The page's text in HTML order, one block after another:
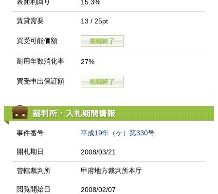
15.3%
賃貸需要 13 / 25pt
買受可能価額
耐用年数消化率 27%
買受申出保証額
裁判所・入札期間情報
事件番号 平成19年（ケ）第330号
開札期日 2008/03/21
管轄裁判所 甲府地方裁判所本庁
閲覧開始日 2008/02/07